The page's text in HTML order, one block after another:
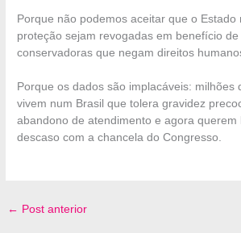
Porque não podemos aceitar que o Estado
proteção sejam revogadas em benefício
conservadoras que negam direitos
Porque os dados são implacáveis: milhões
vivem num Brasil que tolera gravidez
abandono de atendimento e agora querem
descaso com a chancela do Congresso.
← Post anterior